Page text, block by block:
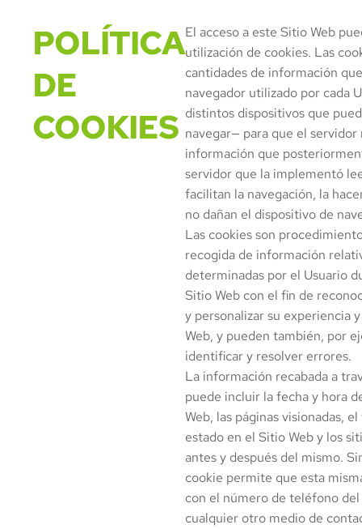
POLÍTICA
DE
COOKIES
El acceso a este Sitio Web
utilización de cookies. Las
cantidades de información
navegador utilizado por cada
distintos dispositivos que
navegar— para que el
información que
servidor que la implementó
facilitan la navegación, la
no dañan el dispositivo de
Las cookies son
recogida de información
determinadas por el Usuario
Sitio Web con el fin de
y personalizar su experiencia
Web, y pueden también, por
identificar y resolver errores.
La información recabada a
puede incluir la fecha y hora
Web, las páginas visionadas,
estado en el Sitio Web y los
antes y después del mismo.
cookie permite que esta
con el número de teléfono del
cualquier otro medio de